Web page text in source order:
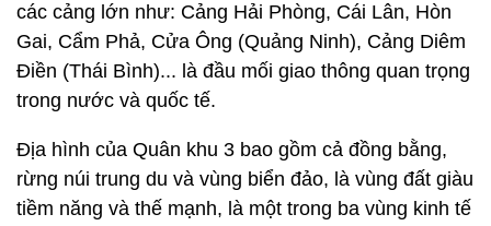
các cảng lớn như: Cảng Hải Phòng, Cái Lân, Hòn
Gai, Cẩm Phả, Cửa Ông (Quảng Ninh), Cảng Diêm
Điền (Thái Bình)... là đầu mối giao thông quan trọng
trong nước và quốc tế.
Địa hình của Quân khu 3 bao gồm cả đồng bằng,
rừng núi trung du và vùng biển đảo, là vùng đất giàu
tiềm năng và thế mạnh, là một trong ba vùng kinh tế